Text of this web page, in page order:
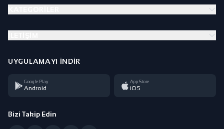
UYGULAMAYI İNDIR
Google Play
Android
App Store
iOS
Bizi Takip Edin